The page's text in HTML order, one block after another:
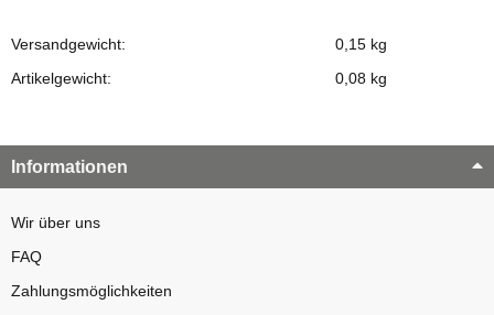
Versandgewicht:
0,15 kg
Artikelgewicht:
0,08 kg
Informationen
Wir über uns
FAQ
Zahlungsmöglichkeiten